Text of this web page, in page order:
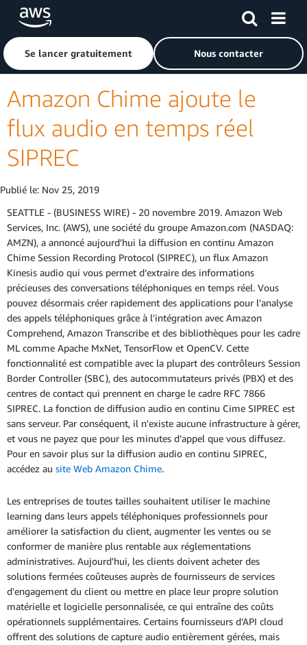
Passer au contenu principal
Cliquer ici pour revenir à la page d'accueil d'Amazon Web
Se lancer gratuitement Nous contacter
Amazon Chime ajoute le
flux audio en temps réel
SIPREC
Publié le: Nov 25, 2019
SEATTLE - (BUSINESS WIRE) - 20 novembre 2019. Amazon Web
Services, Inc. (AWS), une société du groupe Amazon.com (NASDAQ:
AMZN), a annoncé aujourd'hui la diffusion en continu Amazon
Chime Session Recording Protocol (SIPREC), un flux Amazon
Kinesis audio qui vous permet d’extraire des informations
précieuses des conversations téléphoniques en temps réel. Vous
pouvez désormais créer rapidement des applications pour l'analyse
des appels téléphoniques grâce à l'intégration avec Amazon
Comprehend, Amazon Transcribe et des bibliothèques pour les cadre
ML comme Apache MxNet, TensorFlow et OpenCV. Cette
fonctionnalité est compatible avec la plupart des contrôleurs Session
Border Controller (SBC), des autocommutateurs privés (PBX) et des
centres de contact qui prennent en charge le cadre RFC 7866
SIPREC. La fonction de diffusion audio en continu Cime SIPREC est
sans serveur. Par conséquent, il n'existe aucune infrastructure à gérer,
et vous ne payez que pour les minutes d’appel que vous diffusez.
Pour en savoir plus sur la diffusion audio en continu SIPREC,
accédez au site Web Amazon Chime.
Les entreprises de toutes tailles souhaitent utiliser le machine
learning dans leurs appels téléphoniques professionnels pour
améliorer la satisfaction du client, augmenter les ventes ou se
conformer de manière plus rentable aux réglementations
administratives. Aujourd'hui, les clients doivent acheter des
solutions fermées coûteuses auprès de fournisseurs de services
d'engagement du client ou mettre en place leur propre solution
matérielle et logicielle personnalisée, ce qui entraîne des coûts
opérationnels supplémentaires. Certains fournisseurs d’API cloud
offrent des solutions de capture audio entièrement gérées, mais